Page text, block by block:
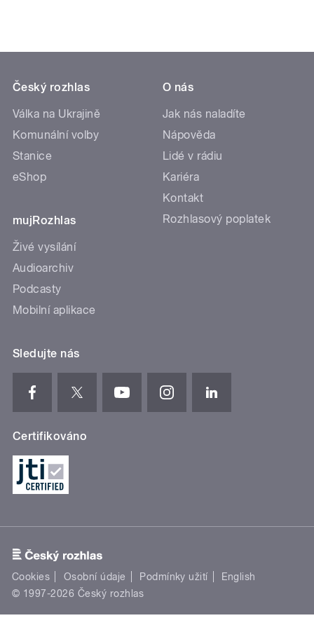
Český rozhlas
Válka na Ukrajině
Komunální volby
Stanice
eShop
mujRozhlas
Živé vysílání
Audioarchiv
Podcasty
Mobilní aplikace
O nás
Jak nás naladíte
Nápověda
Lidé v rádiu
Kariéra
Kontakt
Rozhlasový poplatek
Sledujte nás
Certifikováno
Cookies Osobní údaje Podmínky užití
English
© 1997-2026 Český rozhlas